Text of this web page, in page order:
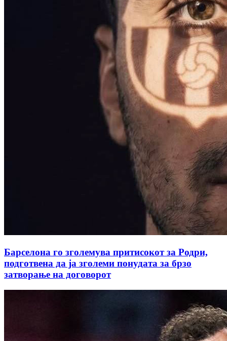
Барселона го зголемува притисокот за Родри,
подготвена да ја зголеми понудата за брзо
затворање на договорот